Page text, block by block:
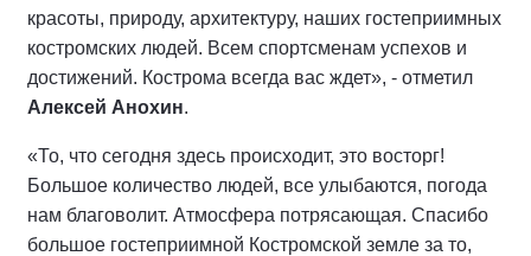
красоты, природу, архитектуру, наших гостеприимных
костромских людей. Всем спортсменам успехов и
достижений. Кострома всегда вас ждет», - отметил
Алексей Анохин.
«То, что сегодня здесь происходит, это восторг!
Большое количество людей, все улыбаются, погода
нам благоволит. Атмосфера потрясающая. Спасибо
большое гостеприимной Костромской земле за то,